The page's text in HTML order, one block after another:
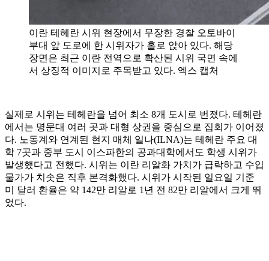
이란 테헤란 시위 현장에서 무장한 경찰 오토바이
부대 앞 도로에 한 시위자가 홀로 앉아 있다. 해당
장면은 최근 이란 전역으로 확산된 시위 국면 속에
서 상징적 이미지로 주목받고 있다. 엑스 캡처
실제로 시위는 테헤란을 넘어 최소 8개 도시로 번졌다. 테헤란
에서는 명문대 여러 곳과 대형 상권을 중심으로 집회가 이어졌
다. 노동계와 연계된 현지 매체 일나(ILNA)는 테헤란 주요 대
학 7곳과 중부 도시 이스파한의 공과대학에서도 학생 시위가
발생했다고 전했다. 시위는 이란 리알화 가치가 급락하고 수입
물가가 치솟은 직후 본격화했다. 시위가 시작된 일요일 기준
미 달러 환율은 약 142만 리알로 1년 전 82만 리알에서 크게 뛰
었다.